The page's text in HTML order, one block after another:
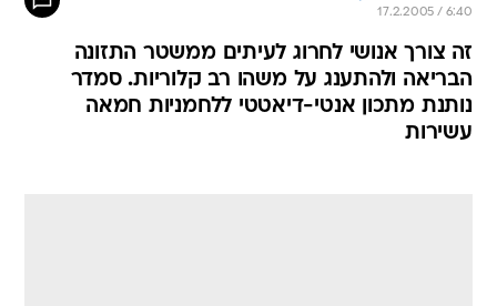
17.2.2005 / 6:40
זה צורך אנושי לחרוג לעיתים ממשטר התזונה
הבריאה ולהתענג על משהו רב קלוריות. סמדר
נותנת מתכון אנטי-דיאטטי ללחמניות חמאה
עשירות